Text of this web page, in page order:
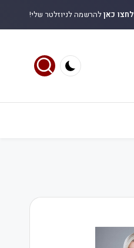
לחצו כאןלהרשמה לניוזלטר שלי!